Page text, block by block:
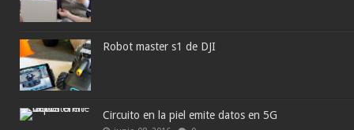
Robot master s1 de DJI
Circuito en la piel emite datos en 5G